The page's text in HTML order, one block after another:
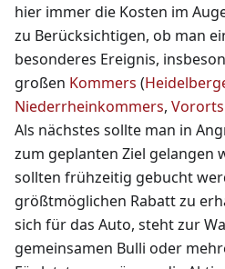
hier immer die Kosten im
zu Berücksichtigen, ob man
besonderes Ereignis,
großen Kommers (
Niederrheinkommers,
Als nächstes sollte man in
zum geplanten Ziel gelangen
sollten frühzeitig gebucht
größtmöglichen Rabatt zu
sich für das Auto, steht zur
gemeinsamen Bulli oder